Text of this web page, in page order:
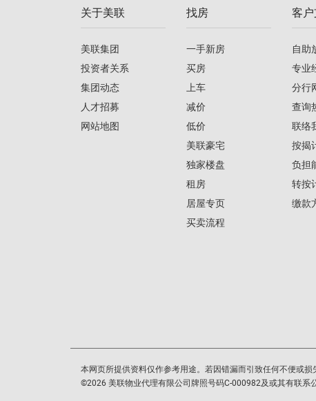
美联信心指数 较上周 0.7% 03/
关于美联
美联集团
投资者关系
集团动态
人才招募
网站地图
找房
一手新房
买房
上车
减价
低价
美联豪宅
独家楼盘
租房
居屋专页
买卖流程
客
自助
专业
分行
查询
联络
按揭
负担
转按
缴款
本网页所提供资料仅作参考用途。若因错漏而引致任何不便或损
©2026 美联物业代理有限公司牌照号码C-000982及或其有联系